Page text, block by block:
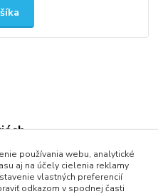
používania webu, analytické
aj na účely cielenia reklamy
vlastných preferencií
odkazom v spodnej časti